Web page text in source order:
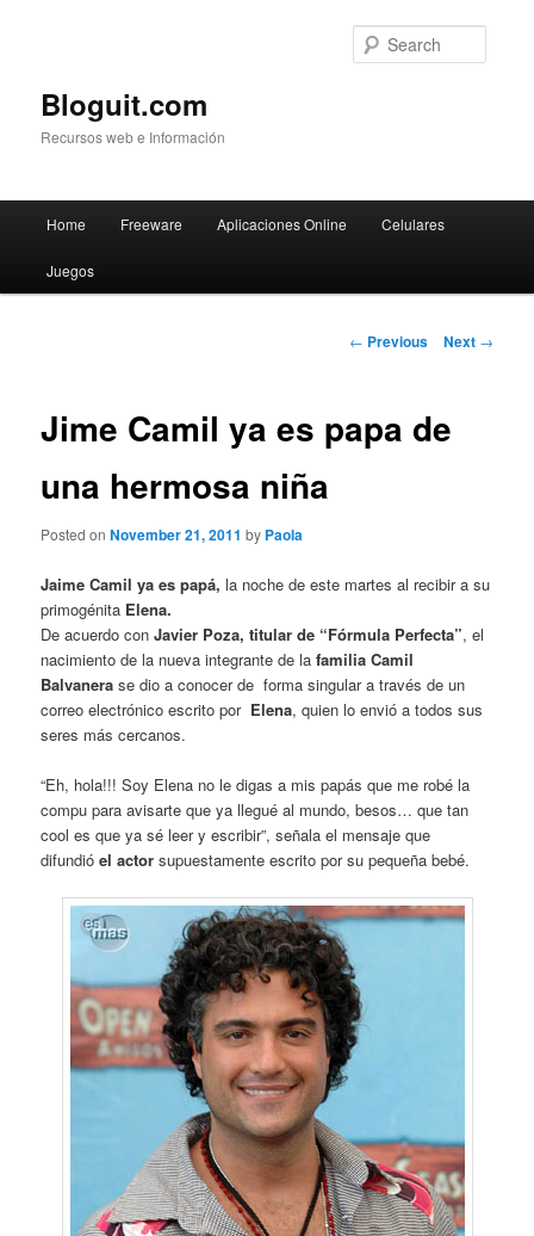
Bloguit.com
Recursos web e Información
Skip
to
Home Freeware Aplicaciones Online Celulares
Juegos
Post
← Previous Next →
Jime Camil ya es papa de
una hermosa niña
Posted onNovember 21, 2011 by Paola
Jaime Camil ya es papá, la noche de este martes al recibir a su
primogénita Elena.
De acuerdo conJavier Poza, titular de “Fórmula Perfecta”, el
nacimiento de la nueva integrante de lafamilia Camil
Balvanera se dio a conocer de forma singular a través de un
correo electrónico escrito por Elena, quien lo envió a todos sus
seres más cercanos.
“Eh, hola!!! Soy Elena no le digas a mis papás que me robé la
compu para avisarte que ya llegué al mundo, besos… que tan
cool es que ya sé leer y escribir”, señala el mensaje que
difundióel actor supuestamente escrito por su pequeña bebé.